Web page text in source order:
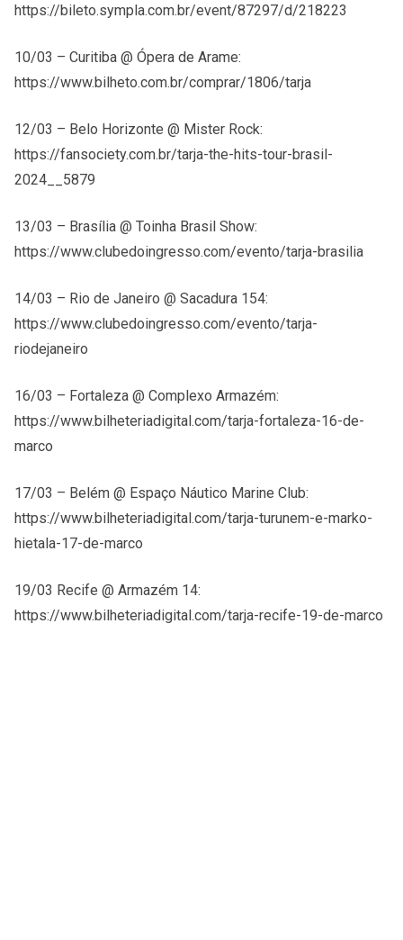
https://bileto.sympla.com.br/event/87297/d/218223
10/03 – Curitiba @ Ópera de Arame:
https://www.bilheto.com.br/comprar/1806/tarja
12/03 – Belo Horizonte @ Mister Rock:
https://fansociety.com.br/tarja-the-hits-tour-brasil-
2024__5879
13/03 – Brasília @ Toinha Brasil Show:
https://www.clubedoingresso.com/evento/tarja-brasilia
14/03 – Rio de Janeiro @ Sacadura 154:
https://www.clubedoingresso.com/evento/tarja-
riodejaneiro
16/03 – Fortaleza @ Complexo Armazém:
https://www.bilheteriadigital.com/tarja-fortaleza-16-de-
marco
17/03 – Belém @ Espaço Náutico Marine Club:
https://www.bilheteriadigital.com/tarja-turunem-e-marko-
hietala-17-de-marco
19/03 Recife @ Armazém 14:
https://www.bilheteriadigital.com/tarja-recife-19-de-marco